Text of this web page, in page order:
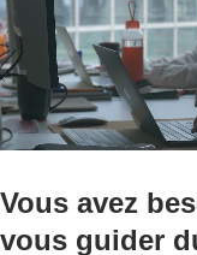
Vous avez
vous guider